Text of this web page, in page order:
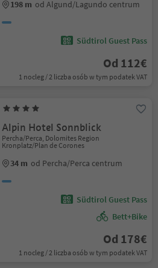
198 m od Algund/Lagundo centrum
Südtirol Guest Pass
Od 112€
1 nocleg / 2 liczba osób w tym podatek VAT
Alpin Hotel Sonnblick
Percha/Perca, Dolomites Region
Kronplatz/Plan de Corones
34 m od Percha/Perca centrum
Südtirol Guest Pass
Bett+Bike
Od 178€
1 nocleg / 2 liczba osób w tym podatek VAT